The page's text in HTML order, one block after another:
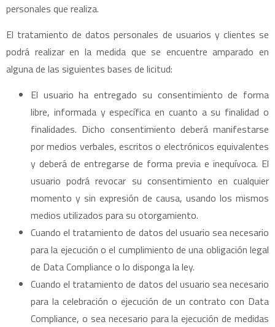
personales que realiza.
El tratamiento de datos personales de usuarios y clientes se
podrá realizar en la medida que se encuentre amparado en
alguna de las siguientes bases de licitud:
El usuario ha entregado su consentimiento de forma
libre, informada y específica en cuanto a su finalidad o
finalidades. Dicho consentimiento deberá manifestarse
por medios verbales, escritos o electrónicos equivalentes
y deberá de entregarse de forma previa e inequívoca. El
usuario podrá revocar su consentimiento en cualquier
momento y sin expresión de causa, usando los mismos
medios utilizados para su otorgamiento.
Cuando el tratamiento de datos del usuario sea necesario
para la ejecución o el cumplimiento de una obligación legal
de Data Compliance o lo disponga la ley.
Cuando el tratamiento de datos del usuario sea necesario
para la celebración o ejecución de un contrato con Data
Compliance, o sea necesario para la ejecución de medidas